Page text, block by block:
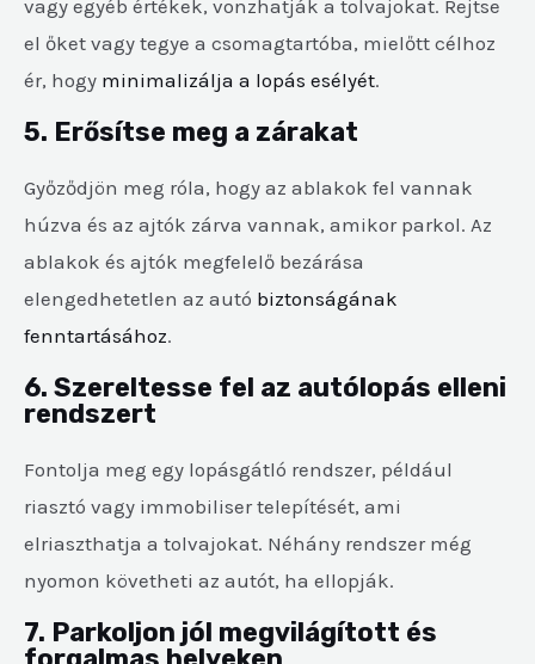
vagy egyéb értékek, vonzhatják a tolvajokat. Rejtse
el őket vagy tegye a csomagtartóba, mielőtt célhoz
ér, hogy minimalizálja a lopás esélyét.
5. Erősítse meg a zárakat
Győződjön meg róla, hogy az ablakok fel vannak
húzva és az ajtók zárva vannak, amikor parkol. Az
ablakok és ajtók megfelelő bezárása
elengedhetetlen az autó biztonságának
fenntartásához.
6. Szereltesse fel az autólopás elleni
rendszert
Fontolja meg egy lopásgátló rendszer, például
riasztó vagy immobiliser telepítését, ami
elriaszthatja a tolvajokat. Néhány rendszer még
nyomon követheti az autót, ha ellopják.
7. Parkoljon jól megvilágított és